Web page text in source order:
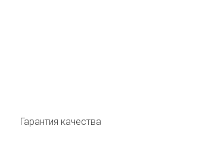
Гарантия качества